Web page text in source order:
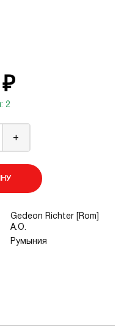
2
+
Gedeon Richter [Rom]
A.O.
Румыния